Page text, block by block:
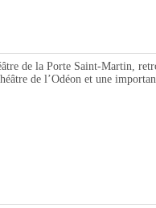
de la Porte Saint-Martin,
de l’Odéon et une